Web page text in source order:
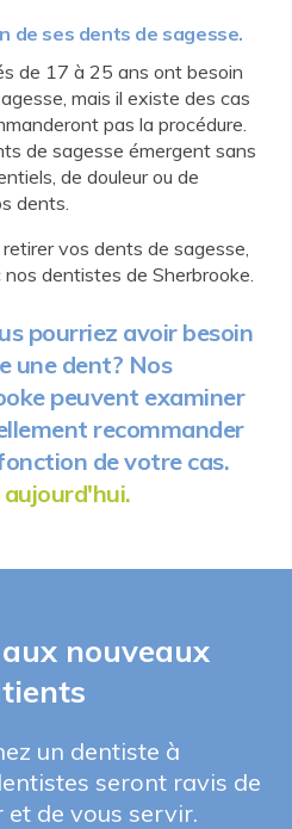
de ses dents de sagesse.
de 17 à 25 ans ont besoin
mais il existe des cas
pas la procédure.
de sagesse émergent sans
de douleur ou de
dents.
vos dents de sagesse,
dentistes de Sherbrooke.
pourriez avoir besoin
une dent? Nos
peuvent examiner
recommander
de votre cas.
nouveaux
un dentiste à
seront ravis de
et de vous servir.